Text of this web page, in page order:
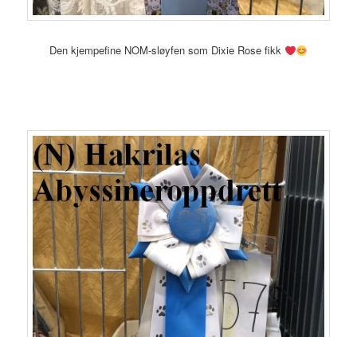
Den kjempefine NOM-sløyfen som Dixie Rose fikk